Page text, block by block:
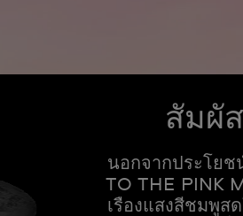
สัมผั
นอกจากประโยช
TO THE PINK
เรืองแสงสีชมพูส